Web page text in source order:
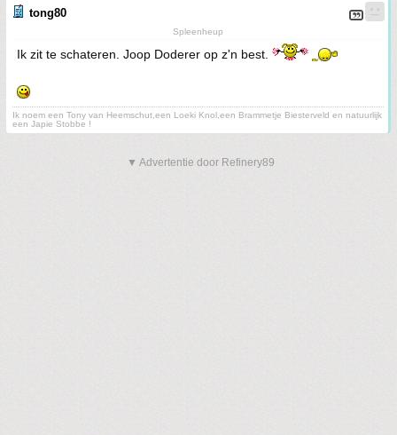
tong80
Spleenheup
Ik zit te schateren. Joop Doderer op z'n best.
Ik noem een Tony van Heemschut,een Loeki Knol,een Brammetje Biesterveld en natuurlijk
een Japie Stobbe !
▼ Advertentie door Refinery89